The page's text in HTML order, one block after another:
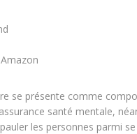
se présente comme
santé mentale,
les personnes parmi